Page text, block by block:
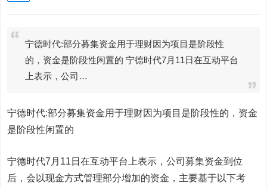
宁德时代:部分募集资金用于理财因为项目是阶段性
的，资金是阶段性闲置的 宁德时代7月11日在互动平台
上表示，公司…
宁德时代:部分募集资金用于理财因为项目是阶段性的，资金
是阶段性闲置的
宁德时代7月11日在互动平台上表示，公司募集资金到位
后，会以现金方式管理部分增加的资金，主要基于以下考